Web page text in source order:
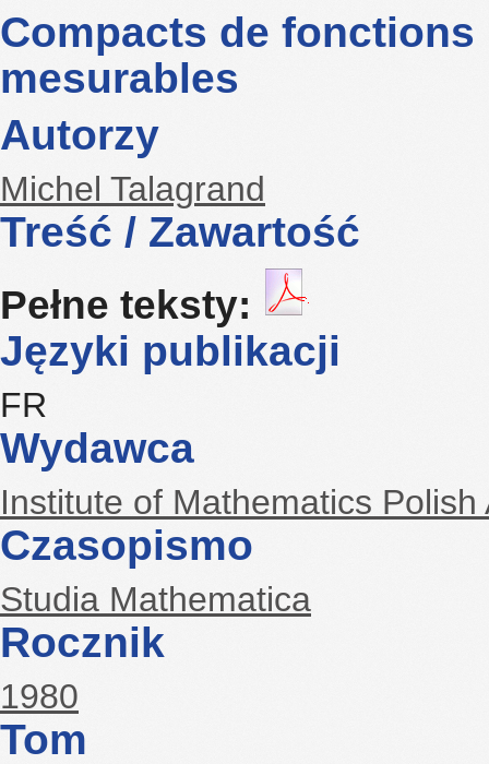
Compacts de
mesurables
Autorzy
Michel Talagrand
Treść / Zawartość
Pełne teksty:
Języki publikacji
FR
Wydawca
Institute of Mathematics
Czasopismo
Studia Mathematica
Rocznik
1980
Tom